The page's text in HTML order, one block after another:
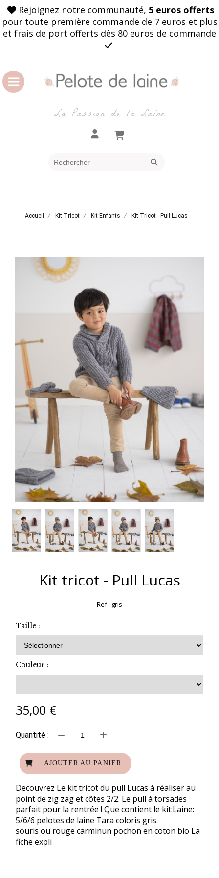
 Rejoignez notre communauté, 5 euros offerts
pour toute première commande de 7 euros et plus
et frais de port offerts dès 80 euros de commande

La Passion de la Laine
Accueil Kit Tricot Kit Enfants Kit Tricot - Pull Lucas
Kit tricot - Pull Lucas
Ref : gris
Taille :
Couleur :
35,00 €
Quantité :
AJOUTER AU PANIER
Decouvrez Le kit tricot du pull Lucas à réaliser au
point de zig zag et côtes 2/2. Le pull à torsades
parfait pour la rentrée ! Que contient le kit:Laine:
5/6/6 pelotes de laine Tara coloris gris
souris ou rouge carminun pochon en coton bio La
fiche expli